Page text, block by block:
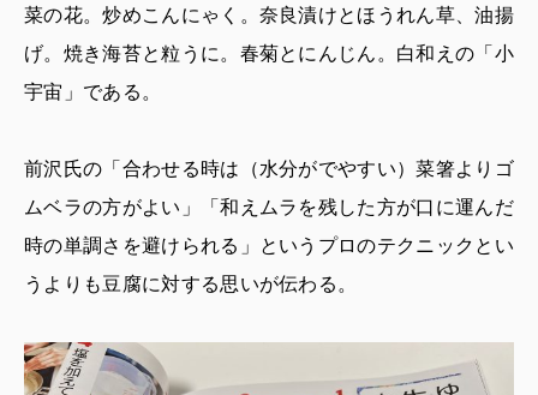
菜の花。炒めこんにゃく。奈良漬けとほうれん草、油揚
げ。焼き海苔と粒うに。春菊とにんじん。白和えの「小
宇宙」である。
前沢氏の「合わせる時は（水分がでやすい）菜箸よりゴ
ムベラの方がよい」「和えムラを残した方が口に運んだ
時の単調さを避けられる」というプロのテクニックとい
うよりも豆腐に対する思いが伝わる。